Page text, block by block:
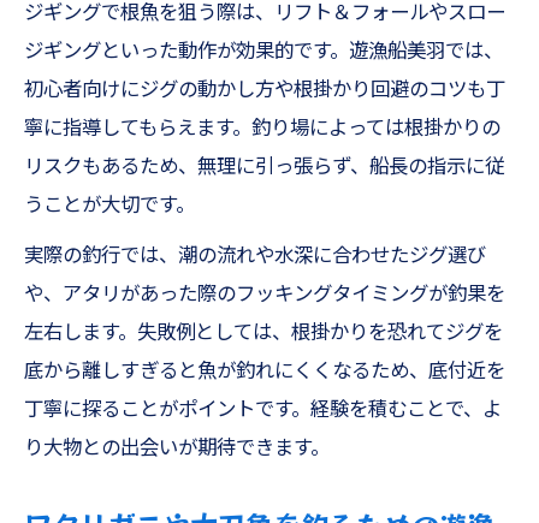
ジギングで根魚を狙う際は、リフト＆フォールやスロー
ジギングといった動作が効果的です。遊漁船美羽では、
初心者向けにジグの動かし方や根掛かり回避のコツも丁
寧に指導してもらえます。釣り場によっては根掛かりの
リスクもあるため、無理に引っ張らず、船長の指示に従
うことが大切です。
実際の釣行では、潮の流れや水深に合わせたジグ選び
や、アタリがあった際のフッキングタイミングが釣果を
左右します。失敗例としては、根掛かりを恐れてジグを
底から離しすぎると魚が釣れにくくなるため、底付近を
丁寧に探ることがポイントです。経験を積むことで、よ
り大物との出会いが期待できます。